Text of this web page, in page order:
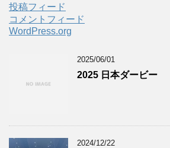
投稿フィード
コメントフィード
WordPress.org
2025/06/01
2025 日本ダービー
2024/12/22